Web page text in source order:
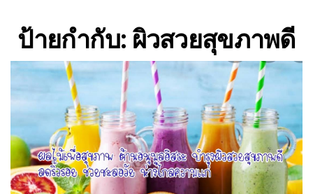
ป้ายกำกับ: ผิวสวยสุขภาพดี